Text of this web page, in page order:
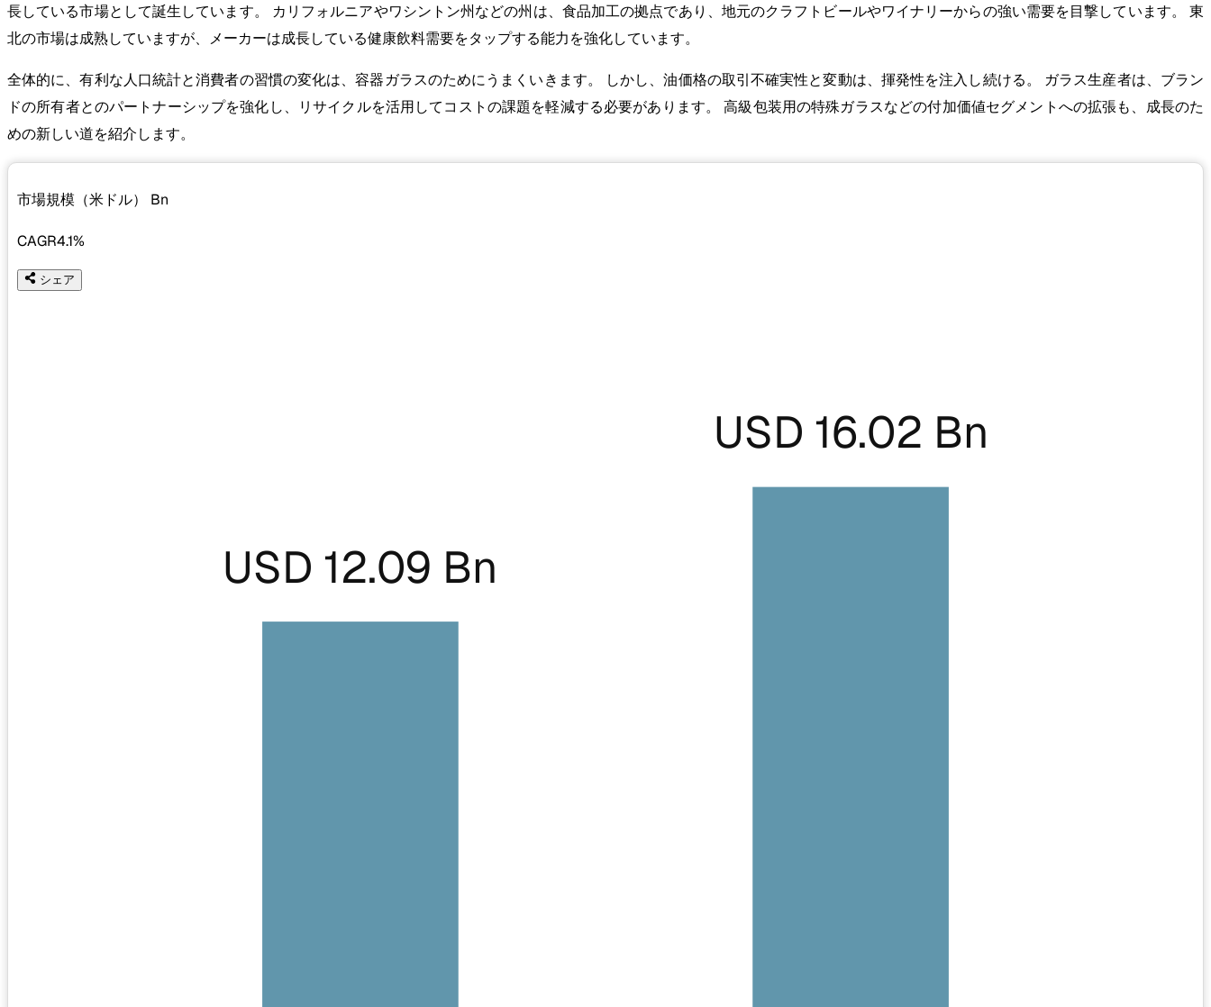
長している市場として誕生しています。 カリフォルニアやワシントン州などの州は、食品加工の拠点であり、地元のクラフトビールやワイナリーからの強い需要を目撃しています。 東
北の市場は成熟していますが、メーカーは成長している健康飲料需要をタップする能力を強化しています。
全体的に、有利な人口統計と消費者の習慣の変化は、容器ガラスのためにうまくいきます。 しかし、油価格の取引不確実性と変動は、揮発性を注入し続ける。 ガラス生産者は、ブラン
ドの所有者とのパートナーシップを強化し、リサイクルを活用してコストの課題を軽減する必要があります。 高級包装用の特殊ガラスなどの付加価値セグメントへの拡張も、成長のた
めの新しい道を紹介します。
市場規模（米ドル） Bn
CAGR4.1%
シェア
USD 12.09 Bn
USD 16.02 Bn